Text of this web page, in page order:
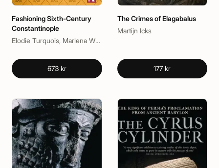
Fashioning Sixth-Century
Constantinople
Elodie Turquois, Marlena Whiting, Max Ritter
673 kr
The Crimes of Elagabalus
Martijn Icks
177 kr